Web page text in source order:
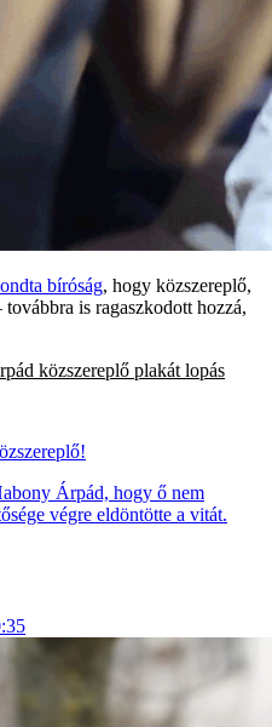
bíróság, hogy közszereplő,
is ragaszkodott hozzá,
közszereplő plakát lopás
Árpád, hogy ő nem
végre eldöntötte a vitát.